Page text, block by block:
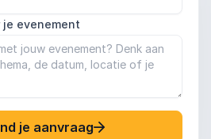
je evenement
je aanvraag